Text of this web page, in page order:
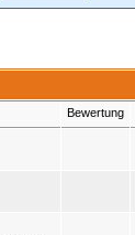
Bewertung